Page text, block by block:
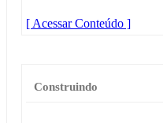
[ Acessar Conteúdo ]
Construindo